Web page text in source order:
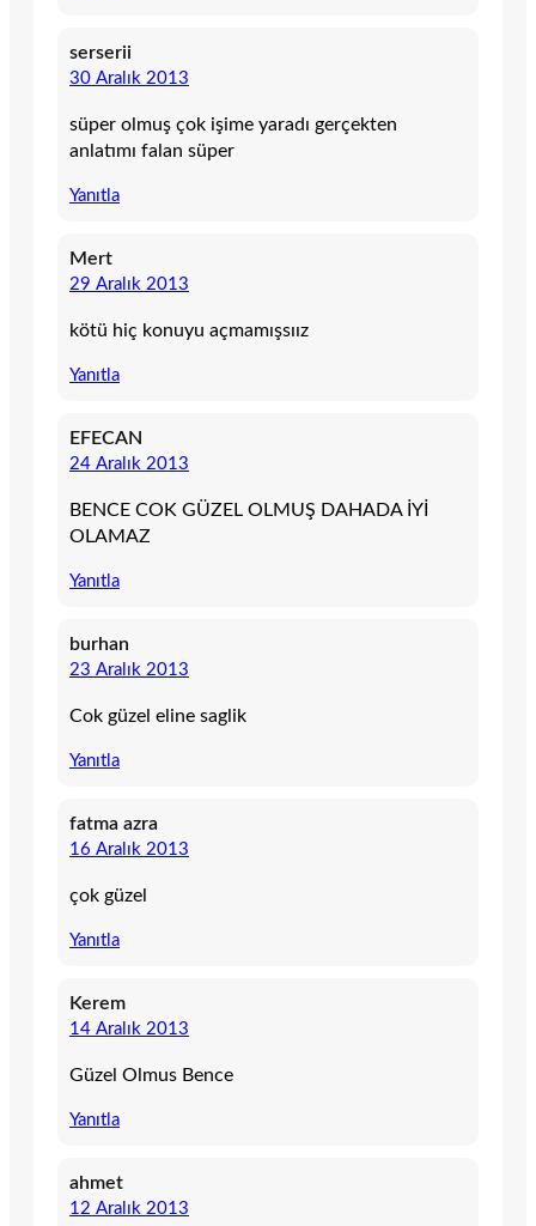
serserii
30 Aralık 2013
süper olmuş çok işime yaradı gerçekten
anlatımı falan süper
Yanıtla
Mert
29 Aralık 2013
kötü hiç konuyu açmamışsıız
Yanıtla
EFECAN
24 Aralık 2013
BENCE COK GÜZEL OLMUŞ DAHADA İYİ
OLAMAZ
Yanıtla
burhan
23 Aralık 2013
Cok güzel eline saglik
Yanıtla
fatma azra
16 Aralık 2013
çok güzel
Yanıtla
Kerem
14 Aralık 2013
Güzel Olmus Bence
Yanıtla
ahmet
12 Aralık 2013